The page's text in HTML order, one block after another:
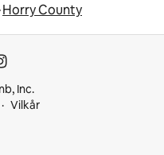
Horry County
Inc.
Vilkår